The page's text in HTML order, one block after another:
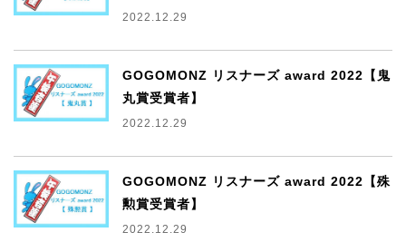
2022.12.29
GOGOMONZ リスナーズ award 2022【鬼
丸賞受賞者】
2022.12.29
GOGOMONZ リスナーズ award 2022【殊
勲賞受賞者】
2022.12.29